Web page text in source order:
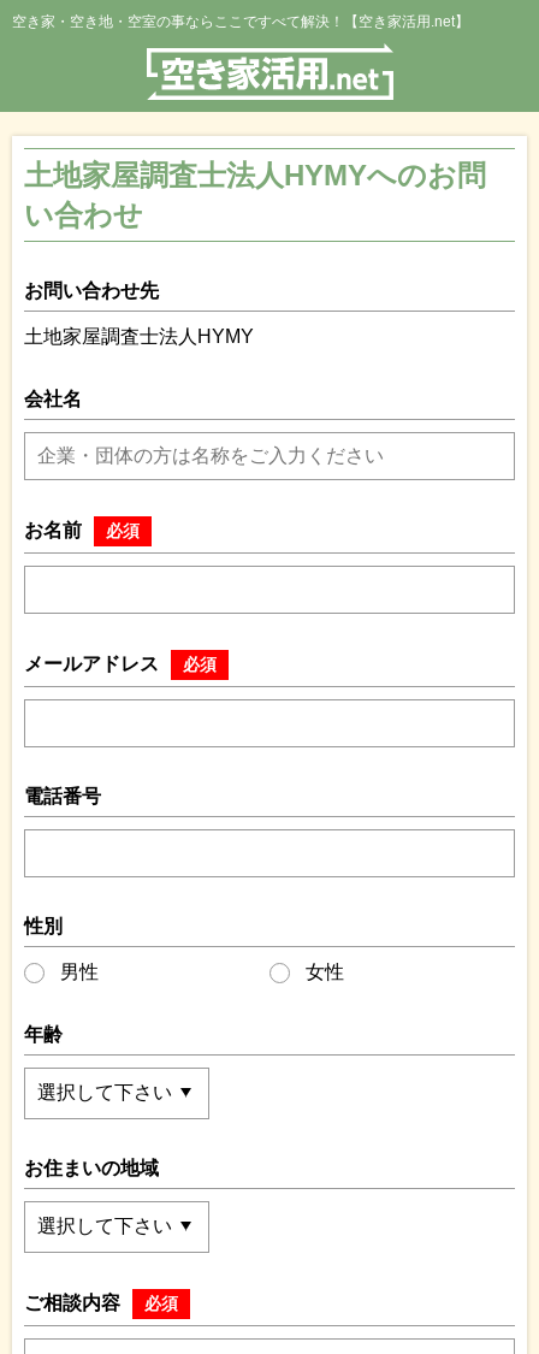
空き家・空き地・空室の事ならここですべて解決！【空き家活用.net】
土地家屋調査士法人HYMYへのお問
い合わせ
お問い合わせ先
土地家屋調査士法人HYMY
会社名
お名前 必須
メールアドレス 必須
電話番号
性別
男性 女性
年齢
お住まいの地域
ご相談内容 必須